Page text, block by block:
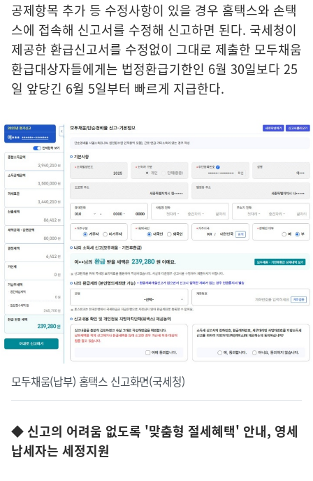
공제항목 추가 등 수정사항이 있을 경우 홈택스와 손택
스에 접속해 신고서를 수정해 신고하면 된다. 국세청이
제공한 환급신고서를 수정없이 그대로 제출한 모두채움
환급대상자들에게는 법정환급기한인 6월 30일보다 25
일 앞당긴 6월 5일부터 빠르게 지급한다.
모두채움(납부) 홈택스 신고화면(국세청)
◆ 신고의 어려움 없도록 '맞춤형 절세혜택' 안내, 영세
납세자는 세정지원